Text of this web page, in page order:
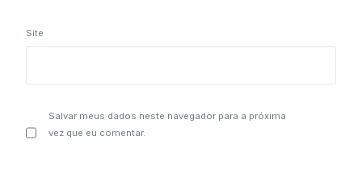
Site
Salvar meus dados neste navegador para a próxima
vez que eu comentar.